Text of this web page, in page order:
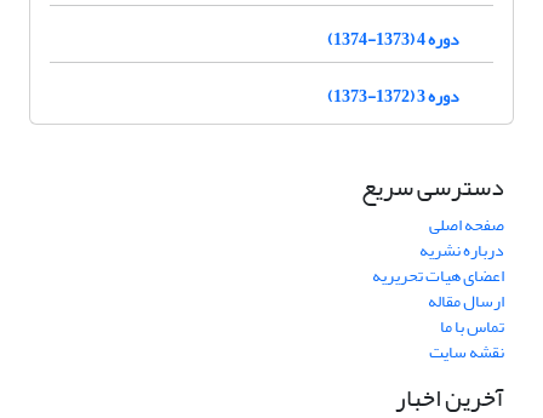
دوره 4 (1373-1374)
دوره 3 (1372-1373)
دسترسی سریع
صفحه اصلی
درباره نشریه
اعضای هیات تحریریه
ارسال مقاله
تماس با ما
نقشه سایت
آخرین اخبار